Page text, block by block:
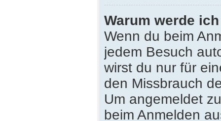
Warum werde
Wenn du beim
jedem Besuch
wirst du nur für
den Missbrauch
Um angemeldet
beim Anmelden